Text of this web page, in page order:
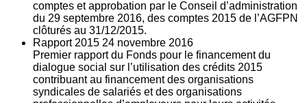
comptes et approbation par le Conseil d’administration
du 29 septembre 2016, des comptes 2015 de l’AGFPN
clôturés au 31/12/2015.
Rapport 2015 24 novembre 2016
Premier rapport du Fonds pour le financement du
dialogue social sur l’utilisation des crédits 2015
contribuant au financement des organisations
syndicales de salariés et des organisations